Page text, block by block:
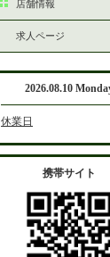
店舗情報
求人ページ
2026.08.10
休業日
携帯サイト